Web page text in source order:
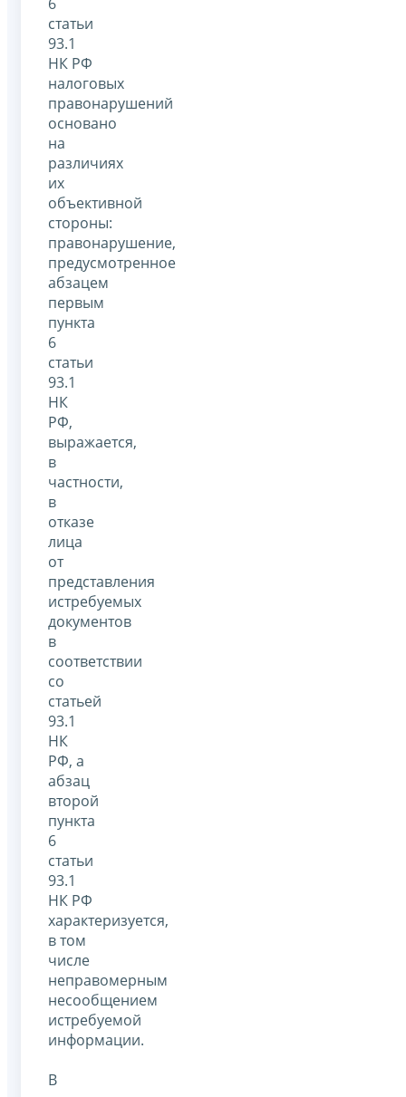
статьи
93.1
НК РФ
налоговых
правонарушений
основано
на
различиях
их
объективной
стороны:
правонарушение,
предусмотренное
абзацем
первым
пункта
6
статьи
93.1
НК
РФ,
выражается,
в
частности,
в
отказе
лица
от
представления
истребуемых
документов
в
соответствии
со
статьей
93.1
НК
РФ, а
абзац
второй
пункта
6
статьи
93.1
НК РФ
характеризуется,
в том
числе
неправомерным
несообщением
истребуемой
информации.
В